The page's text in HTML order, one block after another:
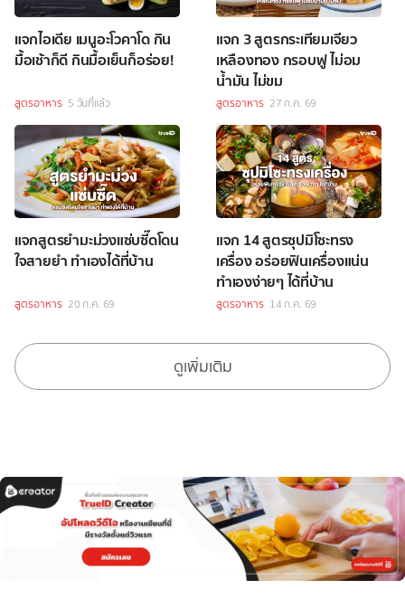
แจกไอเดีย เมนูอะโวคาโด กิน
มื้อเช้าก็ดี กินมื้อเย็นก็อร่อย!
สูตรอาหาร 5 วันที่แล้ว
แจก 3 สูตรกระเทียมเจียว
เหลืองทอง กรอบฟู ไม่อม
น้ำมัน ไม่ขม
สูตรอาหาร 27 ก.ค. 69
แจกสูตรยำมะม่วงแซ่บซี๊ดโดน
ใจสายยำ ทำเองได้ที่บ้าน
สูตรอาหาร 20 ก.ค. 69
แจก 14 สูตรซุปมิโซะทรง
เครื่อง อร่อยฟินเครื่องแน่น
ทำเองง่ายๆ ได้ที่บ้าน
สูตรอาหาร 14 ก.ค. 69
ดูเพิ่มเติม